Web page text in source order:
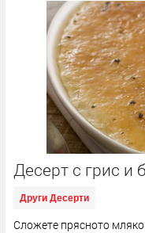
Десерт с грис и
Други Десерти
Сложете прясното